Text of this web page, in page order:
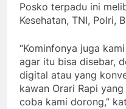
Posko terpadu ini
Kesehatan, TNI, Polri,
“Kominfonya juga
agar itu bisa disebar,
digital atau yang
kawan Orari Rapi
coba kami dorong,”